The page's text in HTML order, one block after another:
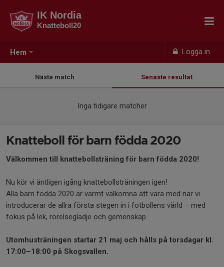
Hem Logga in
IK Nordia
Knatteboll20
Nästa match Senaste resultat
Inga tidigare matcher
Knatteboll för barn födda 2020
Välkommen till knattebollsträning för barn födda 2020!
Nu kör vi äntligen igång knattebollsträningen igen!
Alla barn födda 2020 är varmt välkomna att vara med när vi
introducerar de allra första stegen in i fotbollens värld – med
fokus på lek, rörelseglädje och gemenskap.
Utomhusträningen startar 21 maj och hålls på torsdagar kl.
17:00–18:00 på Skogsvallen.